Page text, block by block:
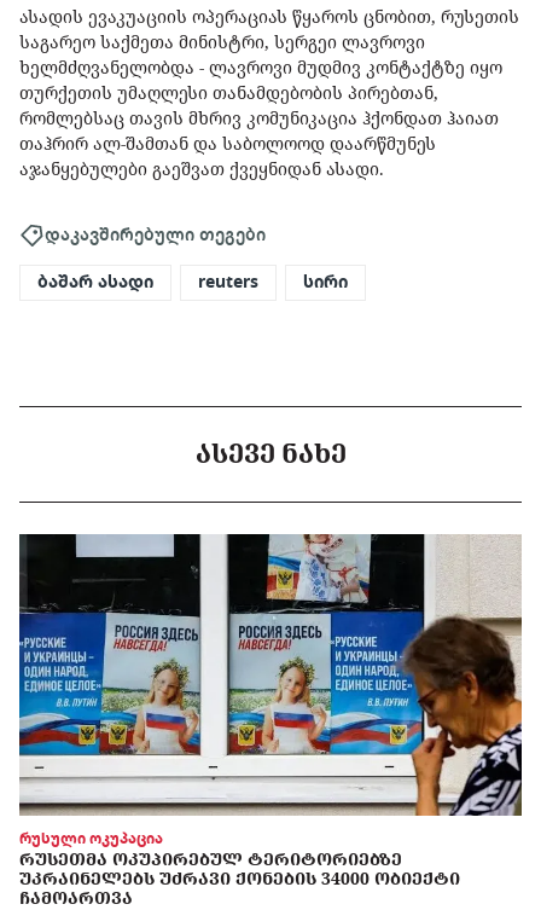
ასადის ევაკუაციის ოპერაციას წყაროს ცნობით, რუსეთის
საგარეო საქმეთა მინისტრი, სერგეი ლავროვი
ხელმძღვანელობდა - ლავროვი მუდმივ კონტაქტზე იყო
თურქეთის უმაღლესი თანამდებობის პირებთან,
რომლებსაც თავის მხრივ კომუნიკაცია ჰქონდათ ჰაიათ
თაჰრირ ალ-შამთან და საბოლოოდ დაარწმუნეს
აჯანყებულები გაეშვათ ქვეყნიდან ასადი.
დაკავშირებული თეგები
ბაშარ ასადი reuters სირი
ᲐᲡᲔᲕᲔ ᲜᲐᲮᲔ
რუსული ოკუპაცია
ᲠᲣᲡᲔᲗᲛᲐ ᲝᲙᲣᲞᲘᲠᲔᲑᲣᲚ ᲢᲔᲠᲘᲢᲝᲠᲘᲔᲑᲖᲔ
ᲣᲙᲠᲐᲘᲜᲔᲚᲔᲑᲡ ᲣᲫᲠᲐᲕᲘ ᲥᲝᲜᲔᲑᲘᲡ 34000 ᲝᲑᲘᲔᲥᲢᲘ
ᲩᲐᲛᲝᲐᲠᲗᲕᲐ